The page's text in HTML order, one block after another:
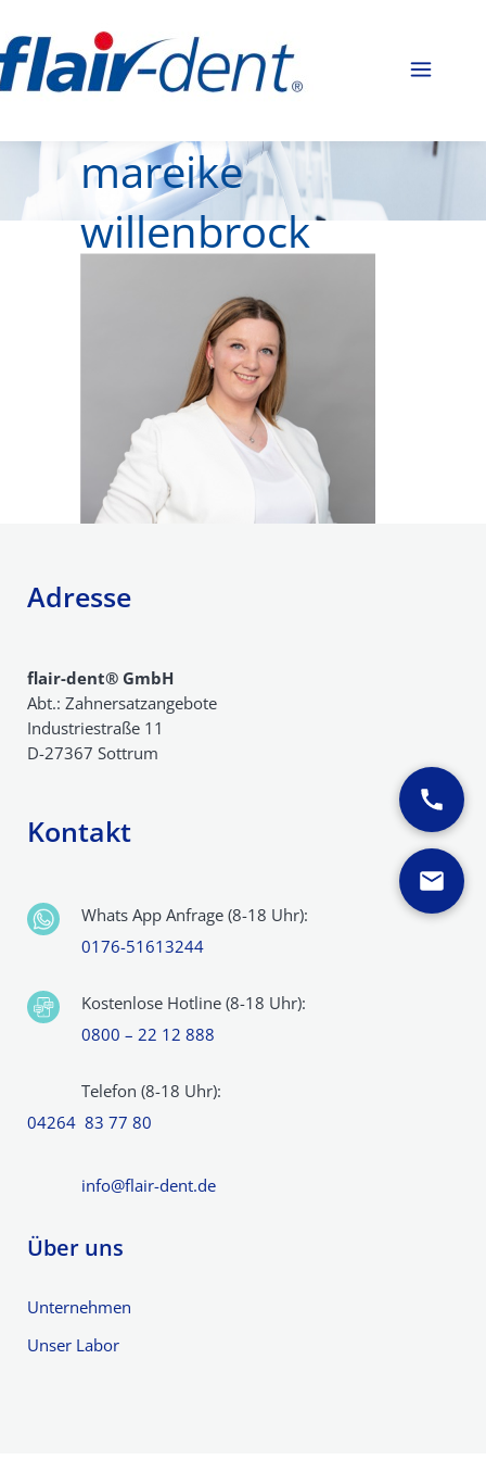
mareike
willenbrock
Adresse
flair-dent® GmbH
Abt.: Zahnersatzangebote
Industriestraße 11
D-27367 Sottrum
Kontakt
Whats App Anfrage (8-18 Uhr):
0176-51613244
Kostenlose Hotline (8-18 Uhr):
0800 – 22 12 888
Telefon (8-18 Uhr):
04264 83 77 80
info@flair-dent.de
Über uns
Unternehmen
Unser Labor